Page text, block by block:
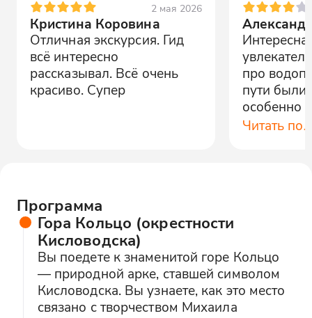
2 мая 2026
Кристина Коровина
Отличная экскурсия. Гид
всё интересно
рассказывал. Всё очень
красиво. Супер
про
пути были
особенно
Долины
Читать
Программа
Гора Кольцо (окрестности
Кисловодска)
Вы поедете к знаменитой горе Кольцо
— природной арке, ставшей символом
Кисловодска. Вы узнаете, как это место
связано с творчеством Михаила